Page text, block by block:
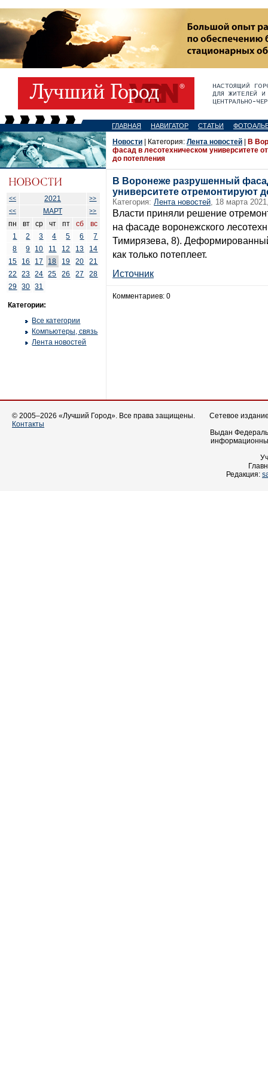
ГЛАВНАЯ НАВИГАТОР СТАТЬИ
<< 2021
>>
<<
МАРТ >>
пн вт ср чт пт сб
вс
1
2 3 4 5 6
7
8
9 10 11 12 13
14
15
16 17 18 19 20
21
22
23 24 25 26 27
28
29
30 31
Категории:
Все категории
Компьютеры, связь
Лента новостей
Новости | Категория: Лента новостей
В
фасад в лесотехническом университете
до потепления
В Воронеже разрушенный
университете отремонтируют
Категория: Лента новостей, 18 марта
Власти приняли решение
на фасаде воронежского
Тимирязева, 8).
как только потеплеет.
Источник
Комментариев: 0
© 2005–2026 «Лучший Город». Все права защищены.
Контакты
Сетевое
Выдан
Редакция: